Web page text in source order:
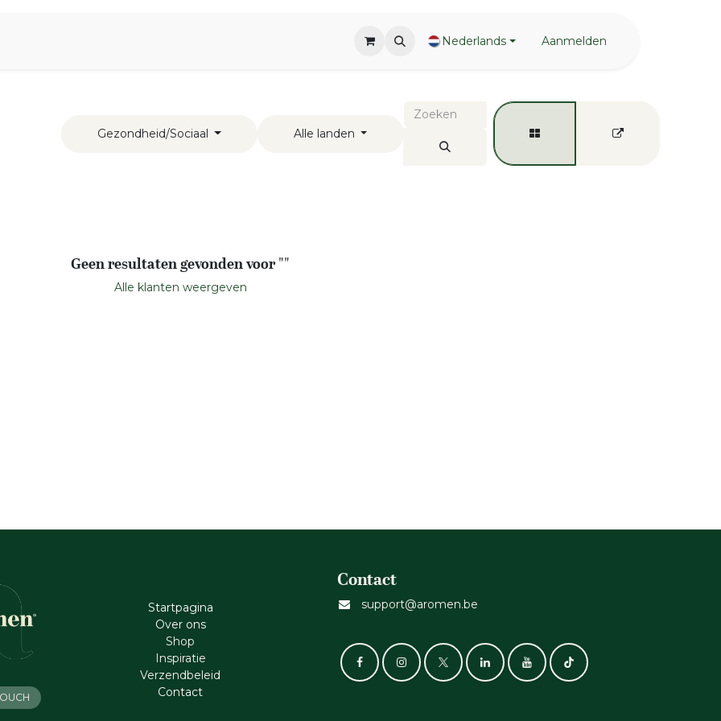
Nederlands Aanmelden
Gezondheid/Sociaal Alle landen
Geen resultaten gevonden voor ""
Alle klanten weergeven
Startpagina
Ove​r​ ons
Shop
Inspiratie
Verzendbeleid
Cont​act
Contact
support@aromen.be